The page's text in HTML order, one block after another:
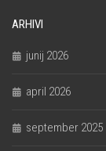
ARHIVI
junij 2026
april 2026
september 2025